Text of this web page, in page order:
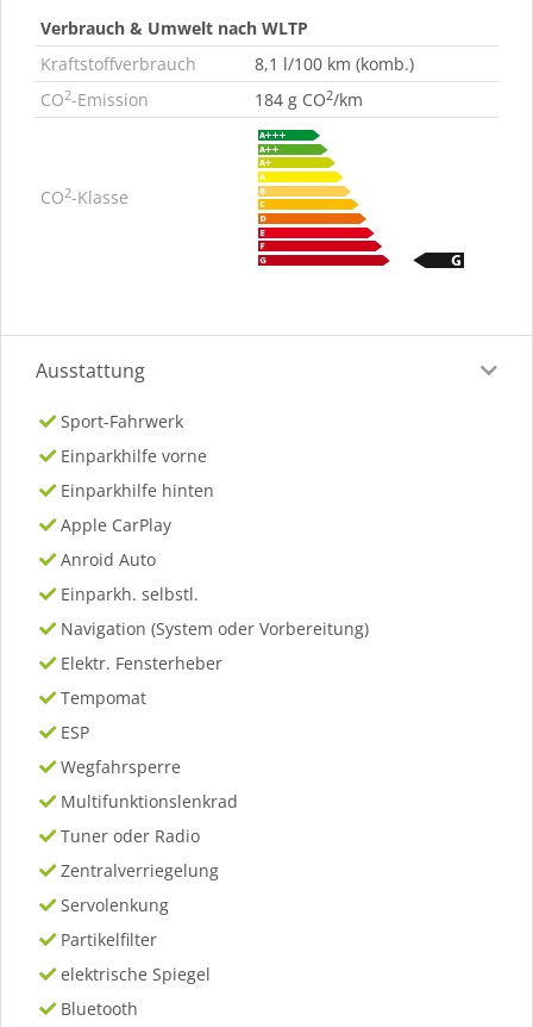
Verbrauch & Umwelt nach WLTP
Kraftstoffverbrauch
8,1 l/100 km (komb.)
CO2-Emission 184 g CO2/km
CO2-Klasse
Ausstattung
Sport-Fahrwerk
Einparkhilfe vorne
Einparkhilfe hinten
Apple CarPlay
Anroid Auto
Einparkh. selbstl.
Navigation (System oder Vorbereitung)
Elektr. Fensterheber
Tempomat
ESP
Wegfahrsperre
Multifunktionslenkrad
Tuner oder Radio
Zentralverriegelung
Servolenkung
Partikelfilter
elektrische Spiegel
Bluetooth